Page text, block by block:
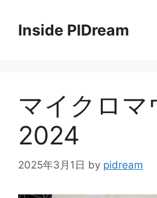
Inside PIDream
マイクロマ
2024
2025年3月1日 by pidream